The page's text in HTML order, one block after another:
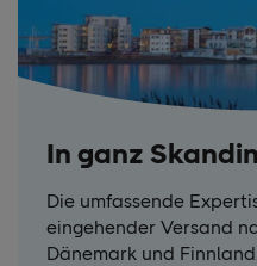
In ganz
Die umfassende
eingehender Versand
Dänemark und